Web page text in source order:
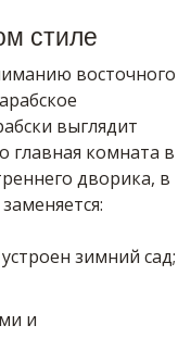
стиле
восточного
выглядит
главная комната в
дворика, в
зимний сад;
и